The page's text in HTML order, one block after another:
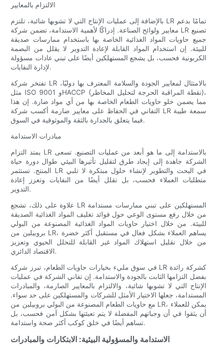
الالتزام بالمعايير
بالإضافة إلى عمليات الإنتاج التي لا تشوبها شائبة، تلتزم LR تمامًا بدعم
معايير ولوائح الصناعة. إدراكًا لأهمية الاستدامة، تضمن شركة LR تصنيع
جميع حاويات المواد الغذائية الخاصة بها باستخدام ممارسات صديقة
للبيئة. إن استخدام المواد القابلة لإعادة التدوير لا يقلل من البصمة
الكربونية فحسب، بل يشجع المستهلكين أيضًا على تبني عادات مسؤولة
لإدارة النفايات.
تفتخر شركة LR بالامتثال لمعايير الجودة والسلامة المعترف بها دوليًا،
مثل ISO 9001 وHACCP (نقطة المراقبة الحرجة لتحليل المخاطر)،
مما يضمن خلو حاويات الطعام الخاصة بها من أي مواد ضارة. إن هذا
التفاني في الحفاظ على معايير صارمة أكسب شركة LR سمعة طيبة
فيما يتعلق بالجدارة بالثقة والموثوقية في السوق.
مبادرات الاستدامة
يمتد التزام LR بالاستدامة إلى ما هو أبعد من عمليات التصنيع. تسعى
الشركة جاهدة إلى إيجاد طرق لتقليل تأثيرها البيئي طوال دورة حياة
المنتج. تستثمر LR في البحث والتطوير لإنشاء حلول مبتكرة لا تلبي
متطلبات العملاء فحسب، بل تقلل أيضًا من النفايات وتعزز إعادة
التدوير.
علاوة على ذلك، تشجع LR المستهلكين على تبني ممارسات مستدامة
من خلال رفع مستوى الوعي حول فوائد تغليف المواد الغذائية الصديقة
للبيئة. من خلال اختيار حاويات المواد الغذائية المصنوعة من البولي
بروبيلين من LR، يساهم العملاء بشكل فعال في مستقبل أكثر خضرة
من خلال تقليل استهلاك المواد غير القابلة للتحلل الحيوي وتعزيز
الاقتصاد الدائري.
في سوق مليء بخيارات حاويات الطعام، تبرز شركة LR كشركة رائدة
بفضل التزامها الثابت بالجودة والاستدامة. إن تفاني الشركة في عمليات
الإنتاج التي لا تشوبها شائبة، والالتزام بالمعايير الصارمة، والمبادرات
المستدامة، جعلها الاختيار الأمثل للشركات والمستهلكين على حد سواء.
مع حاويات الطعام المصنوعة من البولي بروبيلين من LR، يمكن للعملاء
أن يثقوا في أن وجباتهم المفضلة لا يتم تعبئتها بشكل آمن فحسب، بل
تساهم أيضًا في خلق كوكب أكثر صحة واستدامة.
الاستدامة والمسؤولية البيئية: الابتكارات والمبادرات